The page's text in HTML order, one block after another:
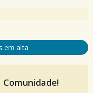
em alta